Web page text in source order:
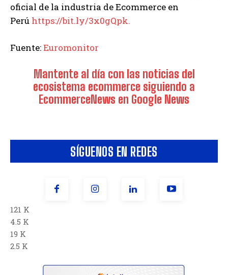
SÍGUENOS EN REDES
121 K
4.5 K
19 K
2.5 K
oficial de la industria de Ecommerce en
Perú https://bit.ly/3x0gQpk.
Fuente:Euromonitor
Mantente al día con las noticias del
ecosistema ecommerce siguiendo a
EcommerceNews en Google News